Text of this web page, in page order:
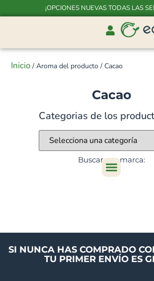
¡OPCIONES NUEVAS TODAS LAS
Inicio / Aroma del producto / Cacao
Cacao
Categorias de los
Buscar por marca:
SI NUNCA HAS COMPRADO
TU PRIMER ENVÍO ES